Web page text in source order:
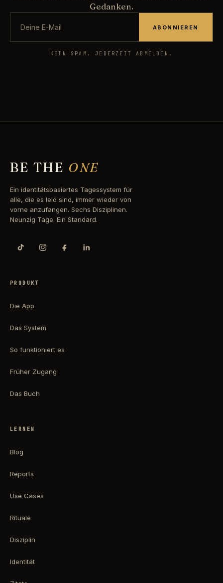
Gedanken.
ABONNIEREN
KEIN SPAM. JEDERZEIT ABMELDEN.
BE THE ONE
Ein identitätsbasiertes Tagessystem für
alle, die es leid sind, immer wieder von
vorne anzufangen. Sechs Disziplinen.
Neunzig Tage. Ein Standard.
PRODUKT
Die App
Das System
So funktioniert es
Früher Zugang
Das Buch
LERNEN
Blog
Reports
Use Cases
Rituale
Disziplin
Identität